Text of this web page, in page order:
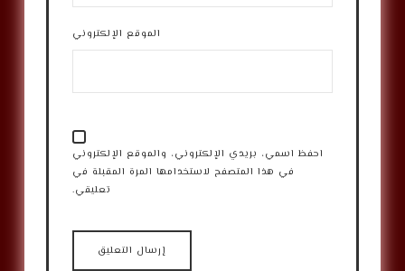
الموقع الإلكتروني
احفظ اسمي، بريدي الإلكتروني، والموقع الإلكتروني
في هذا المتصفح لاستخدامها المرة المقبلة في
تعليقي.